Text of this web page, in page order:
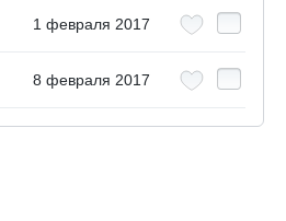
1 февраля 2017
8 февраля 2017